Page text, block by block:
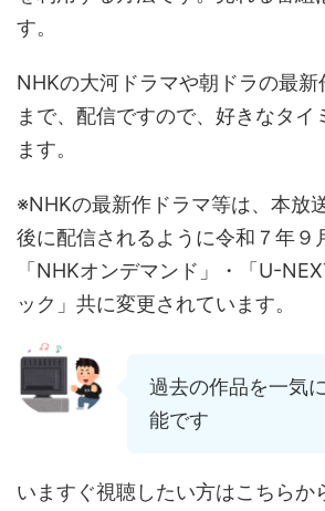
す。
NHKの大河ドラマや朝ドラの最
まで、配信ですので、好きなタイ
ます。
※NHKの最新作ドラマ等は、本放
後に配信されるように令和７年９
「NHKオンデマンド」・「U-
ック」共に変更されています。
過去の作品を一気
能です
いますぐ視聴したい方はこちらか